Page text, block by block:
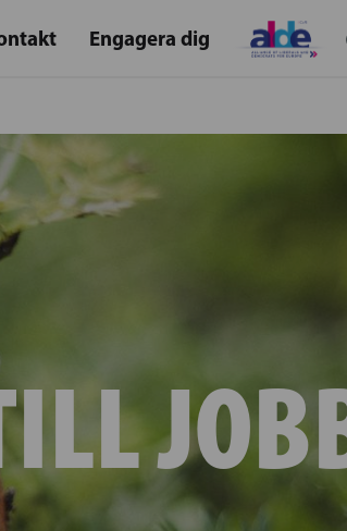
Engagera dig